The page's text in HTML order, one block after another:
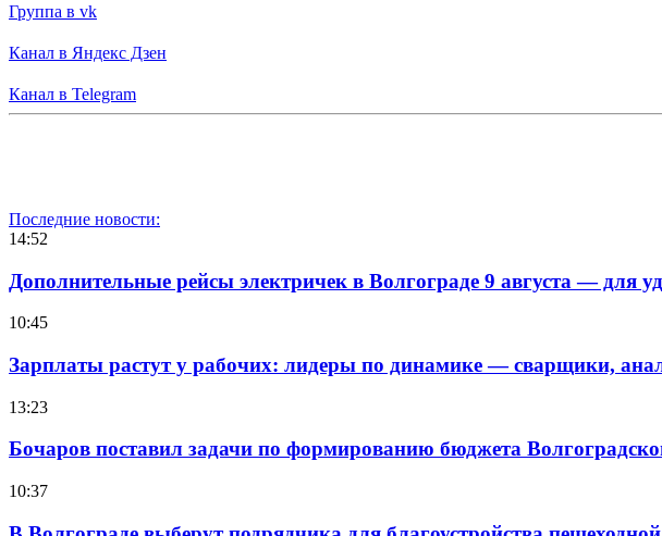
Группа в vk
Канал в Яндекс Дзен
Канал в Telegram
Последние новости:
14:52
Дополнительные рейсы электричек в Волгограде 9 августа — для
10:45
Зарплаты растут у рабочих: лидеры по динамике — сварщики,
13:23
Бочаров поставил задачи по формированию бюджета
10:37